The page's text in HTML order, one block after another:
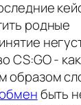
родные
CS:GO -
образом
быть